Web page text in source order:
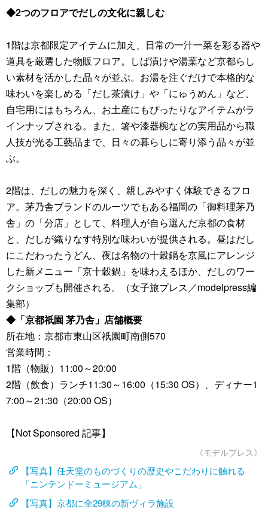
◆2つのフロアでだしの文化に親しむ
1階は京都限定アイテムに加え、日常の一汁一菜を彩る器や
道具を厳選した物販フロア。しば漬けや湯葉など京都らし
い素材を活かした品々が並ぶ。お湯を注ぐだけで本格的な
味わいを楽しめる「だし茶漬け」や「にゅうめん」など、
自宅用にはもちろん、お土産にもぴったりなアイテムがラ
インナップされる。また、箸や漆器椀などの実用品から職
人技が光る工藝品まで、日々の暮らしに寄り添う品々が並
ぶ。
2階は、だしの魅力を深く、親しみやすく体験できるフロ
ア。茅乃舎ブランドのルーツでもある福岡の「御料理茅乃
舎」の「分店」として、料理人が自ら選んだ京都の食材
と、だしが織りなす特別な味わいが提供される。昼はだし
にこだわったうどん、夜は名物の十穀鍋を京風にアレンジ
した新メニュー「京十穀鍋」を味わえるほか、だしのワー
クショップも開催される。（女子旅プレス／modelpress編
集部）
◆「京都祇園 茅乃舎」店舗概要
所在地：京都市東山区祇園町南側570
営業時間：
1階（物販）11:00～20:00
2階（飲食）ランチ11:30～16:00（15:30 OS）、ディナー1
7:00～21:30（20:00 OS）
【Not Sponsored 記事】
《モデルプレス》
【写真】任天堂のものづくりの歴史やこだわりに触れる
「ニンテンドーミュージアム」
【写真】京都に全29棟の新ヴィラ施設